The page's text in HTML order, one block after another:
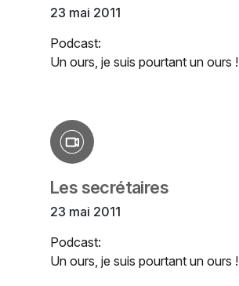
23 mai 2011
Podcast:
Un ours, je suis pourtant un ours !
Les secrétaires
23 mai 2011
Podcast:
Un ours, je suis pourtant un ours !